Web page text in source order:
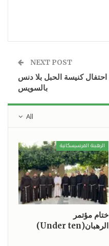
NEXT POST
احتفال كنيسة الحبل بلا دنس
بالسويس
All
الرهبنة الفرنسيسكانية
ختام مؤتمر
الرهبان(Under ten)